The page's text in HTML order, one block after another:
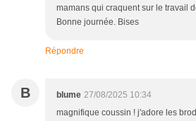
mamans qui craquent sur le travail
Bonne journée. Bises
Répondre
B blume 27/08/2025 10:34
magnifique coussin ! j'adore les